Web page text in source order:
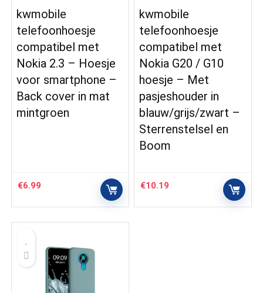
kwmobile
telefoonhoesje
compatibel met
Nokia 2.3 – Hoesje
voor smartphone –
Back cover in mat
mintgroen
€6.99
kwmobile
telefoonhoesje
compatibel met
Nokia G20 / G10
hoesje – Met
pasjeshouder in
blauw/grijs/zwart –
Sterrenstelsel en
Boom
€10.19